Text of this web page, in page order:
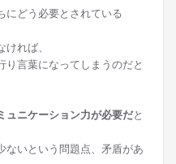
どう必要とされている
れば、
り言葉になってしまうのだと
ュニケーション力が必要だと
ないという問題点、矛盾があ